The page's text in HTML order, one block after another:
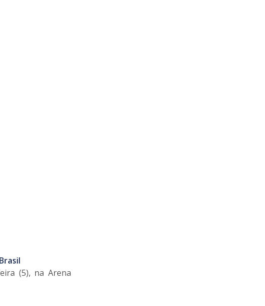
(5), na Arena